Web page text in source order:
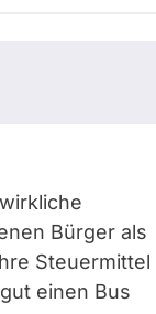
Bürger als
Steuermittel
einen Bus